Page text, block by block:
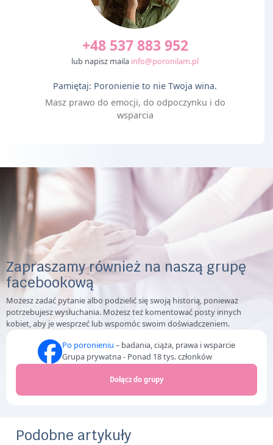
+48 537 883 952
lub napisz maila info@poronilam.pl
Pamiętaj: Poronienie to nie Twoja wina.
Masz prawo do emocji, do odpoczynku i do
wsparcia
Zapraszamy również na naszą grupę
facebookową
Możesz zadać pytanie albo podzielić się swoją historią, ponieważ
potrzebujesz wysłuchania. Możesz też komentować posty innych
kobiet, aby je wesprzeć lub wspomóc swoim doświadczeniem.
Po poronieniu – badania, ciąża, prawa i wsparcie
Grupa prywatna - Ponad 18 tys. członków
Dołącz do grupy
Podobne artykuły